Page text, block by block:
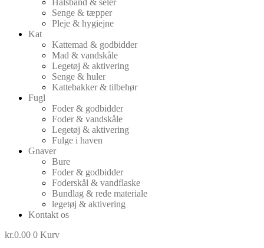
Senge & tæpper
Pleje & hygiejne
Kat
Kattemad & godbidder
Mad & vandskåle
Legetøj & aktivering
Senge & huler
Kattebakker & tilbehør
Fugl
Foder & godbidder
Foder & vandskåle
Legetøj & aktivering
Fulge i haven
Gnaver
Bure
Foder & godbidder
Foderskål & vandflaske
Bundlag & rede materiale
legetøj & aktivering
Kontakt os
kr.0.00 0 Kurv